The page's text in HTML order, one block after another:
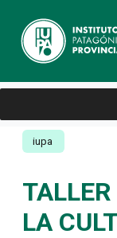
iupa
LA